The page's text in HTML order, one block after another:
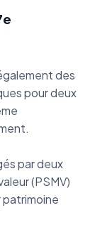
des
pour deux
par deux
(PSMV)
patrimoine